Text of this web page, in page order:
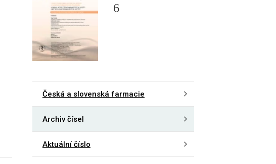
6
Česká a slovenská farmacie
Archiv čísel
Aktuální číslo